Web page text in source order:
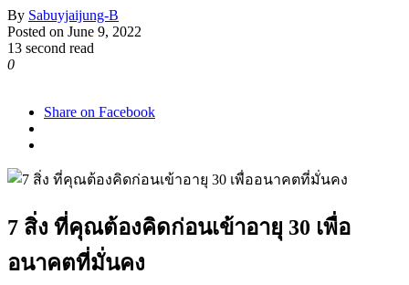
By Sabuyjaijung-B
Posted on June 9, 2022
13 second read
0
Share on Facebook
7 สิ่ง ที่คุณต้องคิดก่อนเข้าอายุ 30 เพื่อ
อนาคตที่มั่นคง